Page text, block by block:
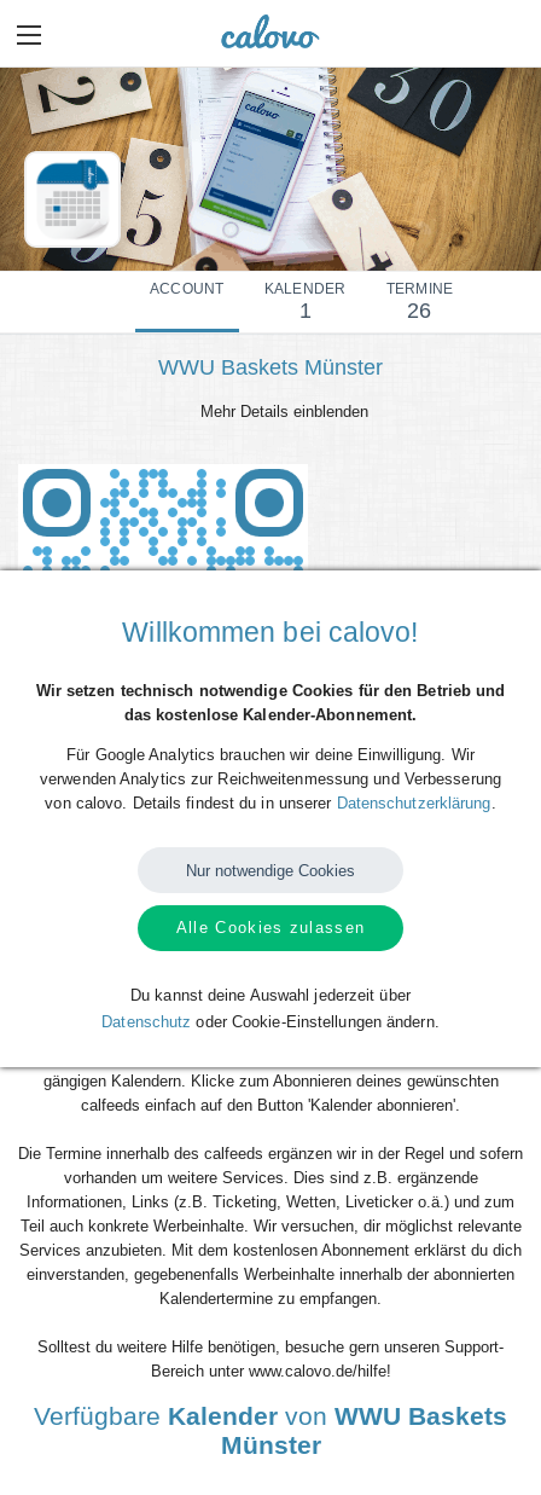
ACCOUNT KALENDER
1
TERMINE
26
WWU Baskets Münster
Mehr Details einblenden
Du willst alle Spieltermine von WWU Baskets Münster direkt als
Smartphone, Tablet oder Desktop-PC integrieren? Kein Problem mit den
Das Beste daran: sobald neue Spieltermine angelegt oder geändert
dem kostenlosen Abonnieren nie wieder etwas tun. Alle Termine einzeln
und mühsam einzutragen gehört also der Vergangenheit an. Los geht´s!
gängigen Kalendern. Klicke zum Abonnieren deines gewünschten
calfeeds einfach auf den Button 'Kalender abonnieren'.
Die Termine innerhalb des calfeeds ergänzen wir in der Regel und sofern
vorhanden um weitere Services. Dies sind z.B. ergänzende
Informationen, Links (z.B. Ticketing, Wetten, Liveticker o.ä.) und zum
Teil auch konkrete Werbeinhalte. Wir versuchen, dir möglichst relevante
Services anzubieten. Mit dem kostenlosen Abonnement erklärst du dich
einverstanden, gegebenenfalls Werbeinhalte innerhalb der abonnierten
Kalendertermine zu empfangen.
Solltest du weitere Hilfe benötigen, besuche gern unseren Support-
Bereich unter www.calovo.de/hilfe!
Verfügbare Kalender von WWU Baskets
Münster
Willkommen bei calovo!
Wir setzen technisch notwendige Cookies für den Betrieb und
das kostenlose Kalender-Abonnement.
Für Google Analytics brauchen wir deine Einwilligung. Wir
verwenden Analytics zur Reichweitenmessung und Verbesserung
von calovo. Details findest du in unserer Datenschutzerklärung.
Nur notwendige Cookies
Alle Cookies zulassen
Du kannst deine Auswahl jederzeit über
Datenschutz oder Cookie-Einstellungen ändern.